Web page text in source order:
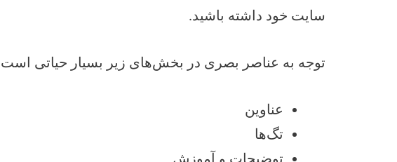
سایت خود داشته باشید.
توجه به عناصر بصری در بخش‌های زیر بسیار حیاتی
عناوین
تگ‌ها
توضیحات و آموزش